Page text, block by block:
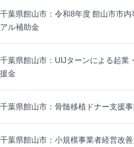
千葉県館山市：令和8年度 館山市市
アル補助金
千葉県館山市：UIJターンによる起業
援金
千葉県館山市：骨髄移植ドナー支援
千葉県館山市：小規模事業者経営改